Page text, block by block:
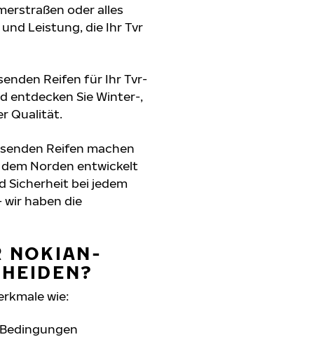
oder alles
Leistung, die Ihr Tvr
Reifen für Ihr Tvr-
entdecken Sie Winter-,
Qualität.
Reifen machen
Norden entwickelt
Sicherheit bei jedem
wir haben die
NOKIAN-
wie: